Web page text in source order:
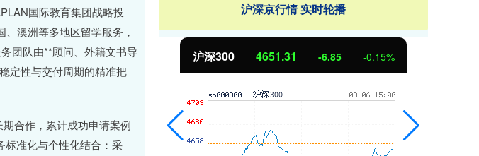
国际教育集团战略投
澳洲等多地区留学服务，
团队由**顾问、外籍文书导
定性与交付周期的精准把
合作，累计成功申请案例
标准化与个性化结合：采
沪深京行情 实时轮播
-0.24% 沪深300 4651.31 -6.85 -0.15%